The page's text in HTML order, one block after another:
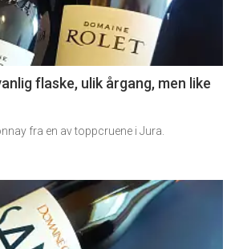
flaske, ulik årgang, men like
fra en av toppcruene i Jura.